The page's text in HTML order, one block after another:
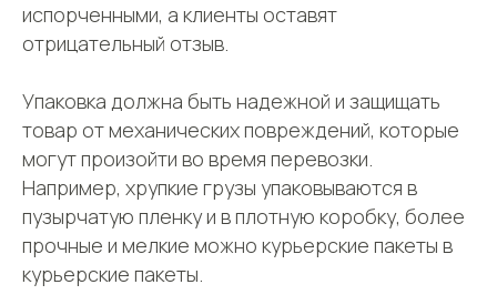
испорченными, а клиенты оставят
отрицательный отзыв.
Упаковка должна быть надежной и защищать
товар от механических повреждений, которые
могут произойти во время перевозки.
Например, хрупкие грузы упаковываются в
пузырчатую пленку и в плотную коробку, более
прочные и мелкие можно курьерские пакеты в
курьерские пакеты.